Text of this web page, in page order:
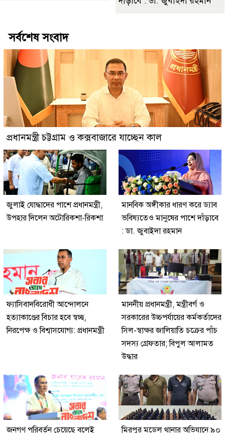
সর্বশেষ সংবাদ
প্রধানমন্ত্রী চট্টগ্রাম ও কক্সবাজারে যাচ্ছেন কাল
জুলাই যোদ্ধাদের পাশে প্রধানমন্ত্রী,
উপহার দিলেন অটোরিকশা-রিকশা
মানবিক অঙ্গীকার ধারণ করে ড্যাব
ভবিষ্যতেও মানুষের পাশে দাঁড়াবে
: ডা. জুবাইদা রহমান
ফ্যাসিবাদবিরোধী আন্দোলনে
হত্যাকাণ্ডের বিচার হবে স্বচ্ছ,
নিরপেক্ষ ও বিশ্বাসযোগ্য: প্রধানমন্ত্রী
মাননীয় প্রধানমন্ত্রী, মন্ত্রীবর্গ ও
সরকারের উচ্চপর্যায়ের কর্মকর্তাদের
সিল-স্বাক্ষর জালিয়াতি চক্রের পাঁচ
সদস্য গ্রেফতার; বিপুল আলামত
উদ্ধার
জনগণ পরিবর্তন চেয়েছে বলেই
মিরপুর মডেল থানার অভিযানে ৯০